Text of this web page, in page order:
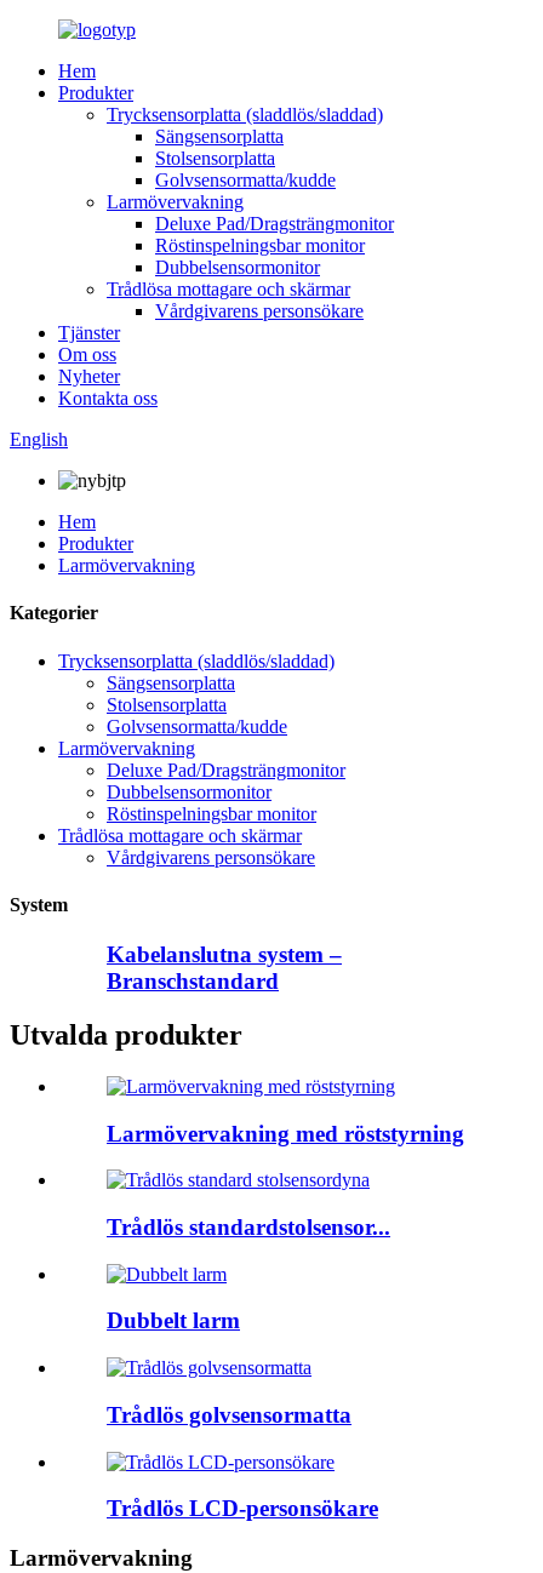
Hem
Produkter
Trycksensorplatta (sladdlös/sladdad)
Sängsensorplatta
Stolsensorplatta
Golvsensormatta/kudde
Larmövervakning
Deluxe Pad/Dragsträngmonitor
Röstinspelningsbar monitor
Dubbelsensormonitor
Trådlösa mottagare och skärmar
Vårdgivarens personsökare
Tjänster
Om oss
Nyheter
Kontakta oss
English
Hem
Produkter
Larmövervakning
Kategorier
Trycksensorplatta (sladdlös/sladdad)
Sängsensorplatta
Stolsensorplatta
Golvsensormatta/kudde
Larmövervakning
Deluxe Pad/Dragsträngmonitor
Dubbelsensormonitor
Röstinspelningsbar monitor
Trådlösa mottagare och skärmar
Vårdgivarens personsökare
System
Kabelanslutna system –
Branschstandard
Utvalda produkter
Larmövervakning med röststyrning
Trådlös standardstolsensor...
Dubbelt larm
Trådlös golvsensormatta
Trådlös LCD-personsökare
Larmövervakning